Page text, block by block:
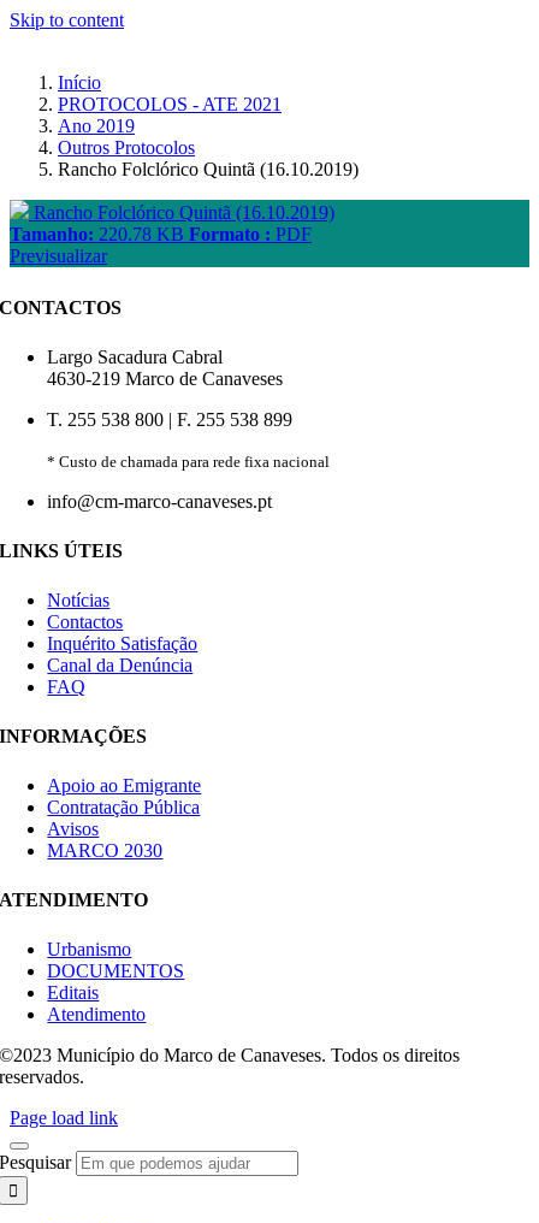
Skip to content
Início
PROTOCOLOS - ATE 2021
Ano 2019
Outros Protocolos
Rancho Folclórico Quintã (16.10.2019)
Rancho Folclórico Quintã (16.10.2019)
Tamanho: 220.78 KB Formato : PDF
Previsualizar
CONTACTOS
Largo Sacadura Cabral
4630-219 Marco de Canaveses
T. 255 538 800 | F. 255 538 899
* Custo de chamada para rede fixa nacional
info@cm-marco-canaveses.pt
LINKS ÚTEIS
Notícias
Contactos
Inquérito Satisfação
Canal da Denúncia
FAQ
INFORMAÇÕES
Apoio ao Emigrante
Contratação Pública
Avisos
MARCO 2030
ATENDIMENTO
Urbanismo
DOCUMENTOS
Editais
Atendimento
©2023 Município do Marco de Canaveses. Todos os direitos
reservados.
Page load link
Pesquisar